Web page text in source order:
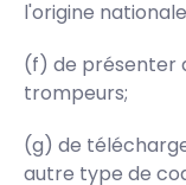
l'origine
(f) de présenter
trompeurs;
(g) de
autre type de